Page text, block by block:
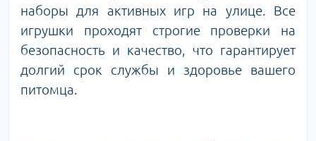
наборы для активных игр на улице. Все
игрушки проходят строгие проверки на
безопасность и качество, что гарантирует
долгий срок службы и здоровье вашего
питомца.